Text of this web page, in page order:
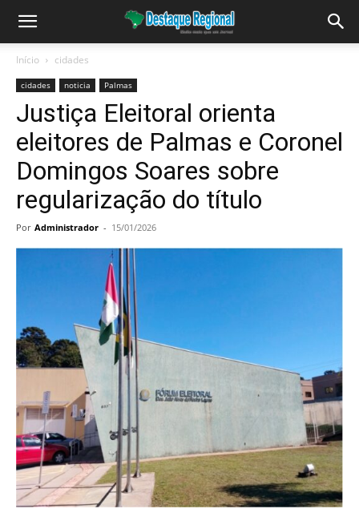
Início cidades
cidades noticia Palmas
Justiça Eleitoral orienta
eleitores de Palmas e Coronel
Domingos Soares sobre
regularização do título
Por Administrador - 15/01/2026